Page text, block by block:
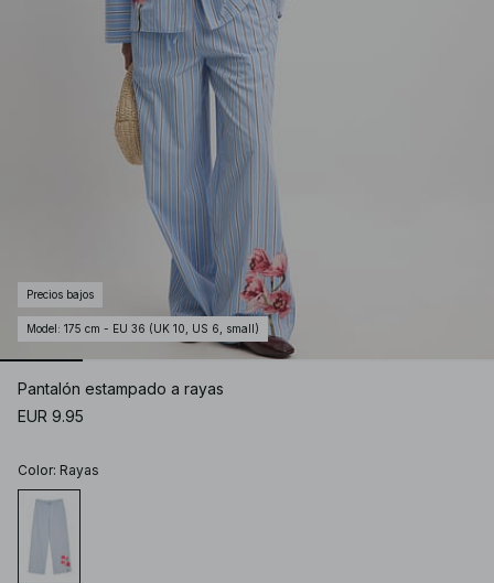
Precios bajos
Model : 175 cm - EU 36 (UK 10, US 6, small)
Pantalón estampado a rayas
EUR 9.95
Color: Rayas